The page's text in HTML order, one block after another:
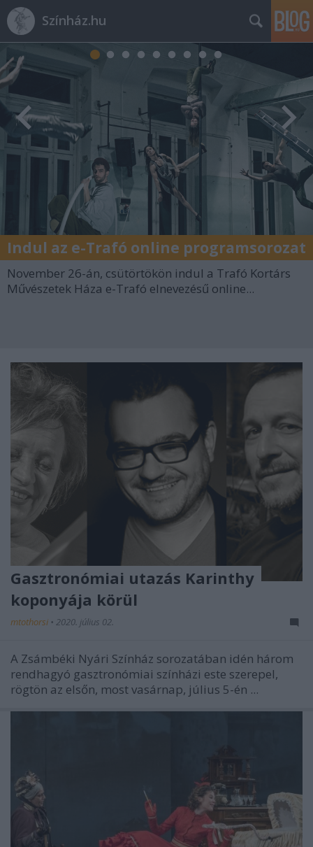
Színház.hu
Indul az e-Trafó online programsorozat
November 26-án, csütörtökön indul a Trafó Kortárs
Művészetek Háza e-Trafó elnevezésű online...
Gasztronómiai utazás Karinthy
koponyája körül
mtothorsi • 2020. július 02.
A Zsámbéki Nyári Színház sorozatában idén három
rendhagyó gasztronómiai színházi este szerepel,
rögtön az elsőn, most vasárnap, július 5-én ...